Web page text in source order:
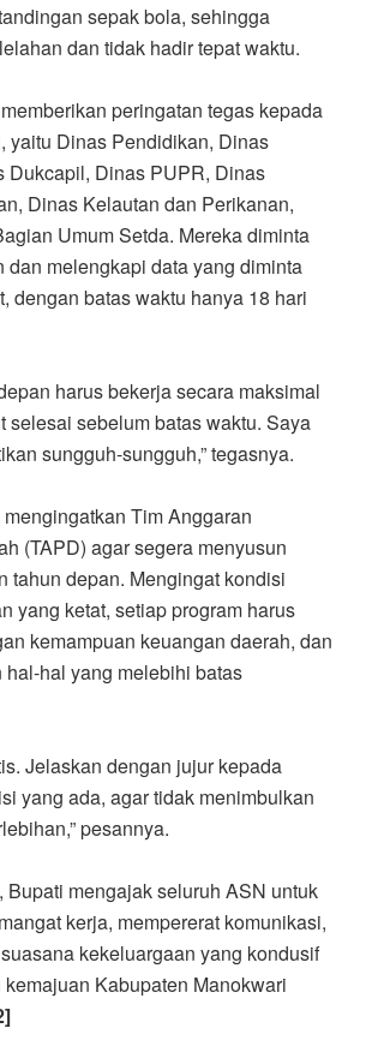
sepak bola, sehingga
dan tidak hadir tepat waktu.
peringatan tegas kepada
yaitu Dinas Pendidikan, Dinas
Dukcapil, Dinas PUPR, Dinas
Dinas Kelautan dan Perikanan,
Umum Setda. Mereka diminta
dan melengkapi data yang diminta
dengan batas waktu hanya 18 hari
harus bekerja secara maksimal
selesai sebelum batas waktu. Saya
sungguh-sungguh,” tegasnya.
Tim Anggaran
(TAPD) agar segera menyusun
tahun depan. Mengingat kondisi
yang ketat, setiap program harus
kemampuan keuangan daerah, dan
hal yang melebihi batas
Jelaskan dengan jujur kepada
yang ada, agar tidak menimbulkan
pesannya.
Bupati mengajak seluruh ASN untuk
kerja, mempererat komunikasi,
kekeluargaan yang kondusif
Kabupaten Manokwari